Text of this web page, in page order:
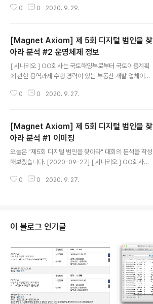
P..
시작한다. [ Edge / Internet Explorer 10-11] 먼저 다
향을 미칠 수 있는 파일들을 다운로드한 것으로 볼 수 있다.
Index Access Time URL Redirect URL Downloa
d Path 1 2017-07-12 AM 9:34:32 https://www.dr
opbox.com/home?preview=toolkit1.zip https://d
0 0 2020. 9. 29.
[Magnet Axiom] 제 5회 디지털 범인을 찾
아라 분석 #2 운영체제 정보
[ 시나리오 ] OO회사는 국토해양부로부터 국토이용계획
에 관한 용역과제 수행 경력이 있는 부동산 개발 업체이다.
월 안에 개발 예정 중인 OO회사의 도시개발 계획 자료가
되어 있어 사전 유출될 경우 부동산 중개인 등에게 악용될
수 있다. 이에 따라 위 OO회사에서는 국토해양부로부터
개발계획을 수주받은 자료가 저장되어 있던 담당자 △△
△의 PC를 귀하에게 분석 의뢰하였다. 당신은 분석 의뢰
받은 PC 하드디스크로부터 자료의 사전 유출경로 및 범인
의 단서를 찾을 수 있는 증거를 수집하고, 이를 분석∙설명하
0 0 2020. 9. 27.
[Magnet Axiom] 제 5회 디지털 범인을 찾
아라 분석 #1 이미징
오늘은 "제5회 디지털 범인을 찾아라" 대회의 분석을 작성
해보겠습니다. [2020-09-27] [ 시나리오 ] OO회사는
력이 있는 부동산 개발 업체이다. 최근 OO회사의 IT관리
하는 위치와 가격정보 등이 포함되어 있어 사전 유출될 경
우 부동산 중개인 등에게 악용될 수 있다. 이에 따라 위 OO
회사에서는 국토해양부로부터 개발계획을 수주받은 자료
가 저장되어 있던 담당자 △△△의 PC를 귀하에게 분석
의뢰하였다. 당신은 분석 의뢰받은 PC 하드디스크로부터
자료의 사전 유출경로 및 범인의 단서..
0 0 2020. 9. 27.
이 블로그 인기글